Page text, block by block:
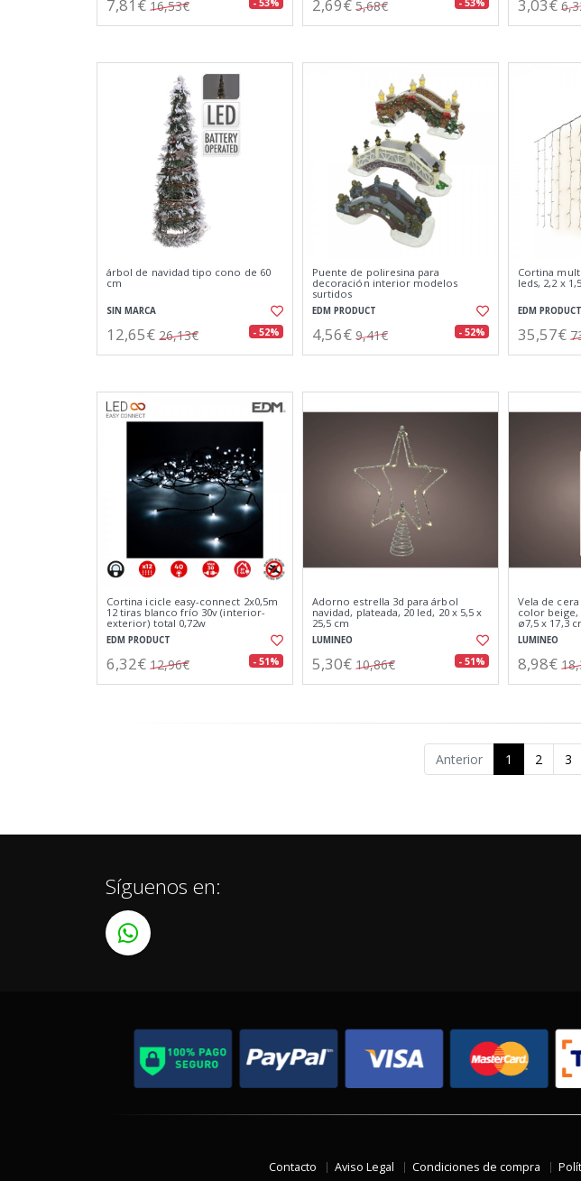
7,81€ 16,53€ 2,69€ 5,68€ 3,03€
árbol de navidad tipo cono de 60
cm
SIN MARCA
12,65€ 26,13€ - 52%
Puente de poliresina para
decoración interior modelos
surtidos
EDM PRODUCT
4,56€ 9,41€ - 52%
Cortina
leds, 2,2 x
EDM PRODUCT
35,57€
Cortina icicle easy-connect 2x0,5m
12 tiras blanco frío 30v (interior-
exterior) total 0,72w
EDM PRODUCT
6,32€ 12,96€ - 51%
Adorno estrella 3d para árbol
navidad, plateada, 20 led, 20 x 5,5 x
25,5 cm
LUMINEO
5,30€ 10,86€ - 51%
Vela de
color
ø7,5 x 17,3
LUMINEO
8,98€
Anterior 1 2 3
Síguenos en:
Contacto Aviso Legal Condiciones de compra